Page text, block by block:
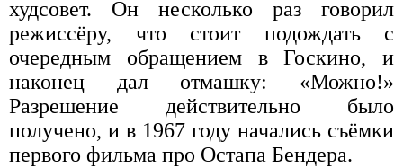
худсовет. Он несколько раз говорил
режиссёру, что стоит подождать с
очередным обращением в Госкино, и
наконец дал отмашку: «Можно!»
Разрешение действительно было
получено, и в 1967 году начались съёмки
первого фильма про Остапа Бендера.